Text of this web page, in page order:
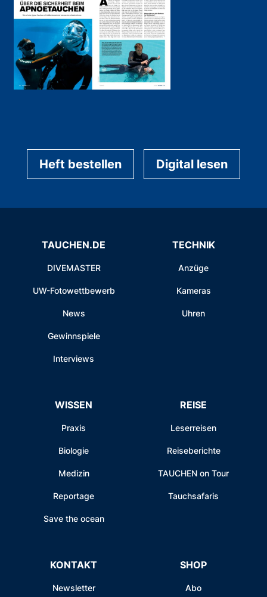
Heft bestellen Digital lesen
TAUCHEN.DE
DIVEMASTER
UW-Fotowettbewerb
News
Gewinnspiele
Interviews
TECHNIK
Anzüge
Kameras
Uhren
WISSEN
Praxis
Biologie
Medizin
Reportage
Save the ocean
REISE
Leserreisen
Reiseberichte
TAUCHEN on Tour
Tauchsafaris
KONTAKT
Newsletter
SHOP
Abo